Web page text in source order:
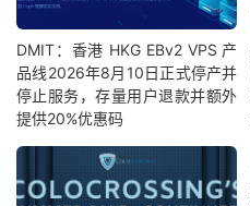
DMIT：香港 HKG EBv2 VPS 产
品线2026年8月10日正式停产并
停止服务，存量用户退款并额外
提供20%优惠码